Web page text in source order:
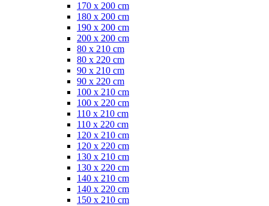
170 x 200 cm
180 x 200 cm
190 x 200 cm
200 x 200 cm
80 x 210 cm
80 x 220 cm
90 x 210 cm
90 x 220 cm
100 x 210 cm
100 x 220 cm
110 x 210 cm
110 x 220 cm
120 x 210 cm
120 x 220 cm
130 x 210 cm
130 x 220 cm
140 x 210 cm
140 x 220 cm
150 x 210 cm